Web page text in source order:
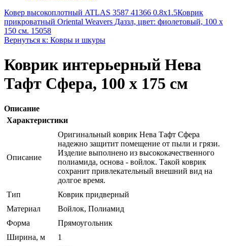
Ковер высокоплотный ATLAS 3587 41366 0.8x1.5Коврик
прикроватный Oriental Weavers Дaззл, цвет: фиолетовый, 100 х
150 см. 15058
Вернуться к: Ковры и шкуры
Коврик интерьерный Нева
Тафт Сфера, 100 х 175 см
Описание
Характеристики
Описание
Оригинальный коврик Нева Тафт Сфера
надежно защитит помещение от пыли и грязи.
Изделие выполнено из высококачественного
полиамида, основа - войлок. Такой коврик
сохранит привлекательный внешний вид на
долгое время.
Тип
Коврик придверный
Материал
Войлок, Полиамид
Форма
Прямоугольник
Ширина, м
1